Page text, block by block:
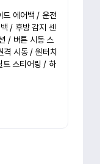
드 에어백 / 운전
/ 후방 감지 센
/ 버튼 시동 스
시동 / 원터치
트 스티어링 / 하